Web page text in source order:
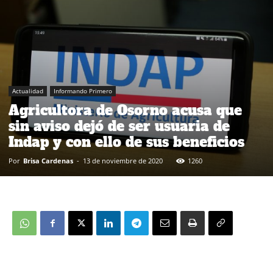
Actualidad Informando Primero
Agricultora de Osorno acusa que
sin aviso dejó de ser usuaria de
Indap y con ello de sus beneficios
Por Brisa Cardenas - 13 de noviembre de 2020 1260